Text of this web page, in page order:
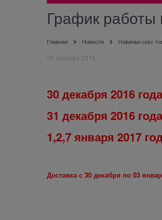
График работы
Главная Новости Новинки секс
29 декабря 2016
30 декабря 2016
31 декабря 2016
1,2,7 января 2017
Доставка с 30 декабря по 03